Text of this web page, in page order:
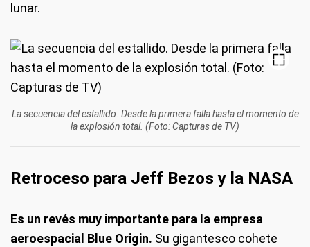
lunar.
La secuencia del estallido. Desde la primera falla hasta el momento de
la explosión total. (Foto: Capturas de TV)
Retroceso para Jeff Bezos y la NASA
Es un revés muy importante para la empresa
aeroespacial Blue Origin. Su gigantesco cohete